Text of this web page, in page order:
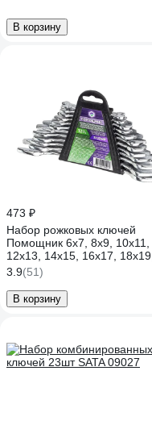
В корзину
473 ₽
Набор рожковых ключей
Помощник 6x7, 8x9, 10x11,
12x13, 14x15, 16x17, 18x19,
20x22, 21x23, 24x27, 25x28,
30x32 мм, 12 предметов
5122MP(57309)
3.9(51)
В корзину